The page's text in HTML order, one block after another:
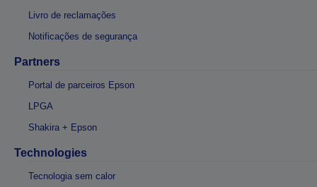
Livro de reclamações
Notificações de segurança
Partners
Portal de parceiros Epson
LPGA
Shakira + Epson
Technologies
Tecnologia sem calor